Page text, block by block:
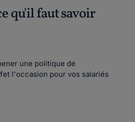
qu'il faut savoir
une politique de
l'occasion pour vos salariés